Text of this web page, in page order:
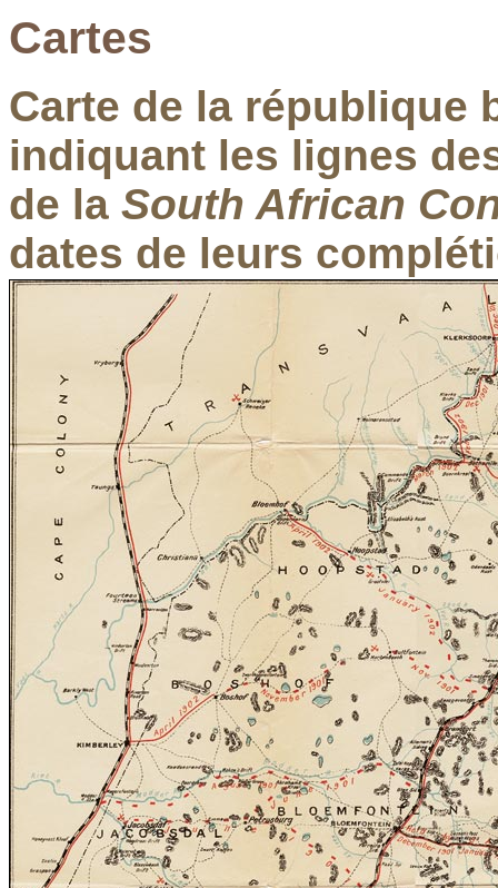
Cartes
Carte de la république
indiquant les lignes
de la South African
dates de leurs